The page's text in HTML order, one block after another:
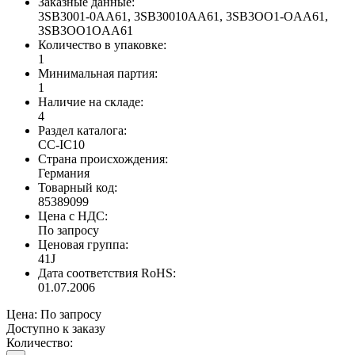
3SB3001-0AA61, 3SB30010AA61, 3SB3OO1-OAA61,
3SB3OO1OAA61
Количество в упаковке:
1
Минимальная партия:
1
Наличие на складе:
4
Раздел каталога:
CC-IC10
Страна происхождения:
Германия
Товарный код:
85389099
Цена с НДС:
По запросу
Ценовая группа:
41J
Дата соответствия RoHS:
01.07.2006
Цена: По запросу
Доступно к заказу
Количество: